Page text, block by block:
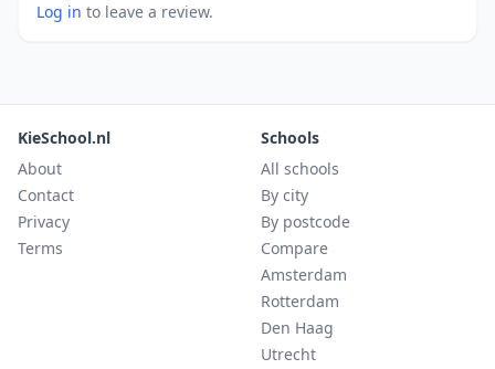
Log in to leave a review.
KieSchool.nl
About
Contact
Privacy
Terms
Schools
All schools
By city
By postcode
Compare
Amsterdam
Rotterdam
Den Haag
Utrecht